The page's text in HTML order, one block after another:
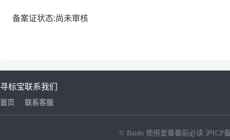
备案证状态:尚未审核
寻标宝
首页
联系我们
联系客服
© Baidu 使用爱番番前必读 沪ICP